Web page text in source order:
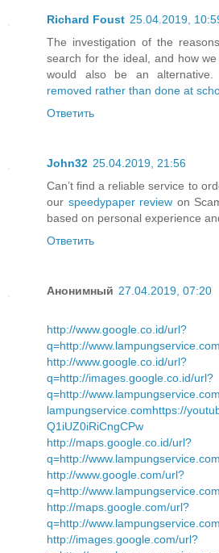
Richard Foust 25.04.2019,
The investigation of the
search for the ideal, and how
would also be an alternative.
removed rather than done at
Ответить
John32 25.04.2019, 21:56
Can’t find a reliable service to
our speedypaper review on
based on personal experience
Ответить
Анонимный 27.04.2019, 07:20
http://www.google.co.id/url?
q=http://www.lampungservice.com
http://www.google.co.id/url?
q=http://images.google.co.id/url?
q=http://www.lampungservice.com
lampungservice.comhttps://
Q1iUZ0iRiCngCPw
http://maps.google.co.id/url?
q=http://www.lampungservice.com
http://www.google.com/url?
q=http://www.lampungservice.com
http://maps.google.com/url?
q=http://www.lampungservice.com
http://images.google.com/url?